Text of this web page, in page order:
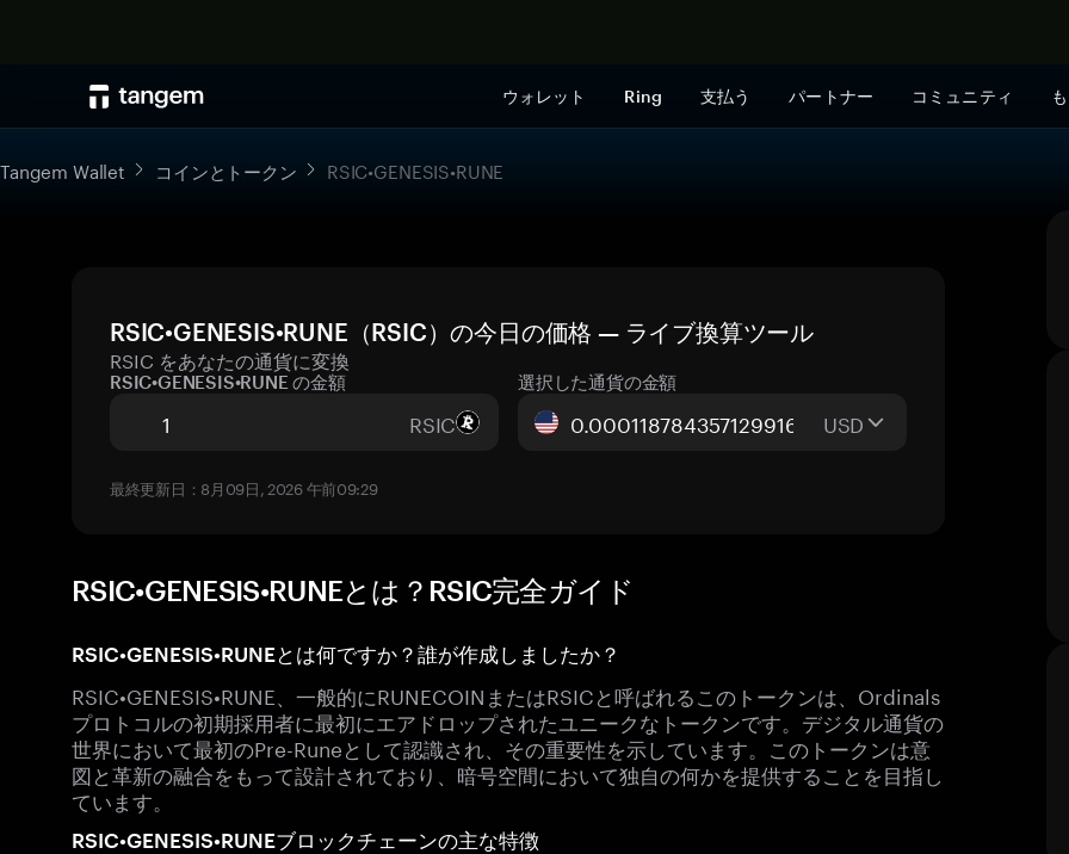
ウォレット Ring 支払う パートナー コミュニティ
Tangem Wallet コインとトークン RSIC•GENESIS•RUNE
RSIC•GENESIS•RUNE（RSIC）の今日の価格 — ライブ換算ツール
RSIC をあなたの通貨に変換
RSIC•GENESIS•RUNE の金額
RSIC
選択した通貨の金額
USD
最終更新日：8月09日, 2026 午前09:29
RSIC•GENESIS•RUNEとは？RSIC完全ガイド
RSIC•GENESIS•RUNEとは何ですか？誰が作成しましたか？
RSIC•GENESIS•RUNE、一般的にRUNECOINまたはRSICと呼ばれるこのトークンは、Ordinals
プロトコルの初期採用者に最初にエアドロップされたユニークなトークンです。デジタル通貨の
世界において最初のPre-Runeとして認識され、その重要性を示しています。このトークンは意
図と革新の融合をもって設計されており、暗号空間において独自の何かを提供することを目指し
ています。
RSIC•GENESIS•RUNEブロックチェーンの主な特徴